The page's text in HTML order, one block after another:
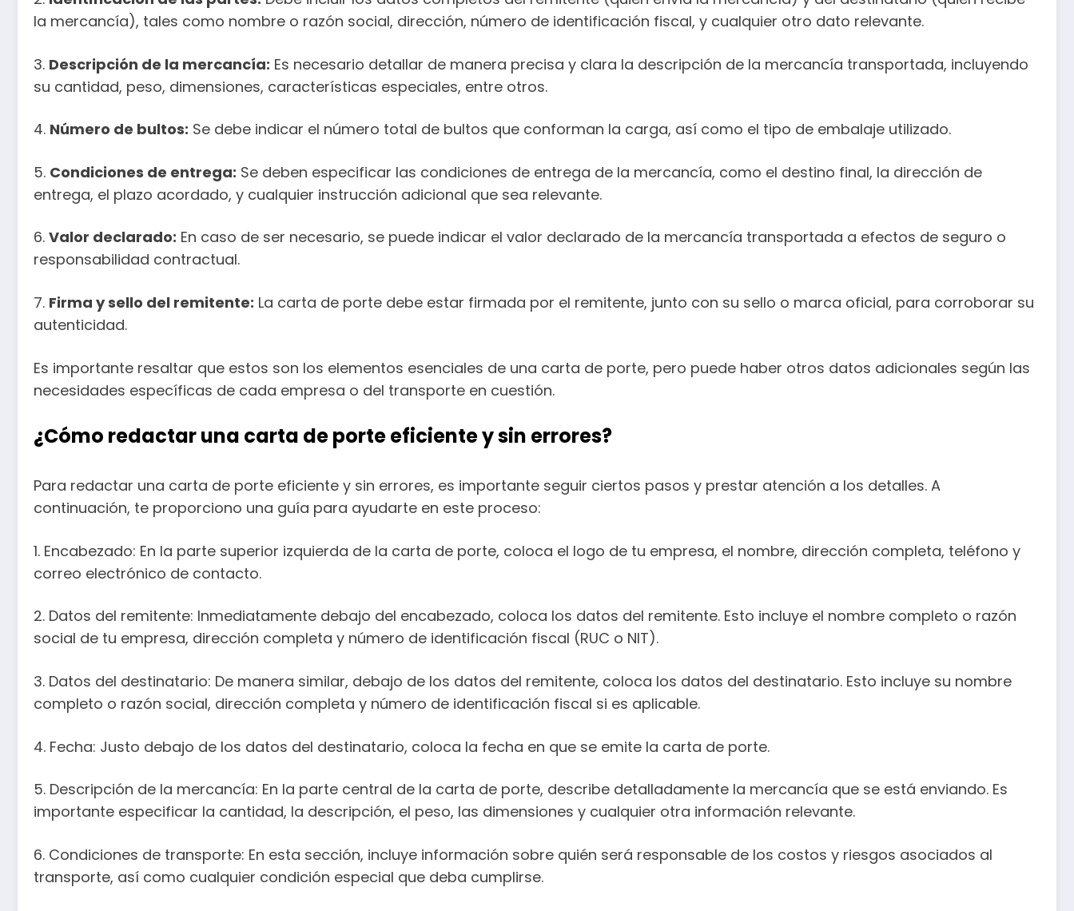
la mercancía), tales como nombre o razón social, dirección, número de identificación fiscal, y cualquier otro dato relevante.
3. Descripción de la mercancía: Es necesario detallar de manera precisa y clara la descripción de la mercancía transportada, incluyendo
su cantidad, peso, dimensiones, características especiales, entre otros.
4. Número de bultos: Se debe indicar el número total de bultos que conforman la carga, así como el tipo de embalaje utilizado.
5. Condiciones de entrega: Se deben especificar las condiciones de entrega de la mercancía, como el destino final, la dirección de
entrega, el plazo acordado, y cualquier instrucción adicional que sea relevante.
6. Valor declarado: En caso de ser necesario, se puede indicar el valor declarado de la mercancía transportada a efectos de seguro o
responsabilidad contractual.
7. Firma y sello del remitente: La carta de porte debe estar firmada por el remitente, junto con su sello o marca oficial, para corroborar su
autenticidad.
Es importante resaltar que estos son los elementos esenciales de una carta de porte, pero puede haber otros datos adicionales según las
necesidades específicas de cada empresa o del transporte en cuestión.
¿Cómo redactar una carta de porte eficiente y sin errores?
Para redactar una carta de porte eficiente y sin errores, es importante seguir ciertos pasos y prestar atención a los detalles. A
continuación, te proporciono una guía para ayudarte en este proceso:
1. Encabezado: En la parte superior izquierda de la carta de porte, coloca el logo de tu empresa, el nombre, dirección completa, teléfono y
correo electrónico de contacto.
2. Datos del remitente: Inmediatamente debajo del encabezado, coloca los datos del remitente. Esto incluye el nombre completo o razón
social de tu empresa, dirección completa y número de identificación fiscal (RUC o NIT).
3. Datos del destinatario: De manera similar, debajo de los datos del remitente, coloca los datos del destinatario. Esto incluye su nombre
completo o razón social, dirección completa y número de identificación fiscal si es aplicable.
4. Fecha: Justo debajo de los datos del destinatario, coloca la fecha en que se emite la carta de porte.
5. Descripción de la mercancía: En la parte central de la carta de porte, describe detalladamente la mercancía que se está enviando. Es
importante especificar la cantidad, la descripción, el peso, las dimensiones y cualquier otra información relevante.
6. Condiciones de transporte: En esta sección, incluye información sobre quién será responsable de los costos y riesgos asociados al
transporte, así como cualquier condición especial que deba cumplirse.